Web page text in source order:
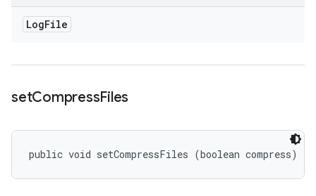
LogFile
setCompressFiles
public void setCompressFiles (boolean compress)